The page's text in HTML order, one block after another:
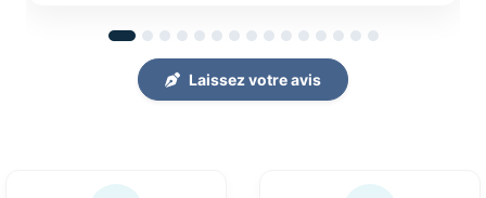
Laissez votre avis